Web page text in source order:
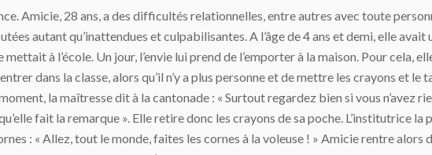
Amicie, 28 ans, a des difficultés relationnelles, entre autres avec toute
autant qu’inattendues et culpabilisantes. A l’âge de 4 ans et demi, elle
à l’école. Un jour, l’envie lui prend de l’emporter à la maison. Pour cela,
dans la classe, alors qu’il n’y a plus personne et de mettre les crayons et
la maîtresse dit à la cantonade : « Surtout regardez bien si vous n’avez
qu’elle fait la remarque ». Elle retire donc les crayons de sa poche. L’institutrice
: « Allez, tout le monde, faites les cornes à la voleuse ! » Amicie rentre